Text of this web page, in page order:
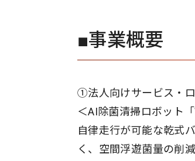
■事業概要
①法人向けサービス・
＜AI除菌清掃ロボット
自律走行が可能な乾式
く、空間浮遊菌量の削